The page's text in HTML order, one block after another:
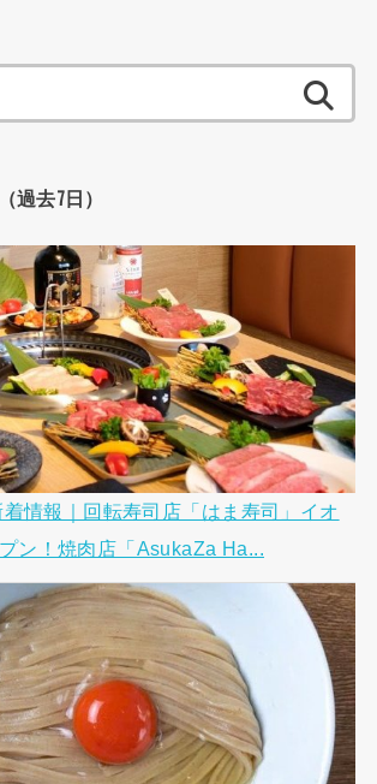
索:
過去7日）
着情報｜回転寿司店「はま寿司」イオ
ン！焼肉店「AsukaZa Ha...